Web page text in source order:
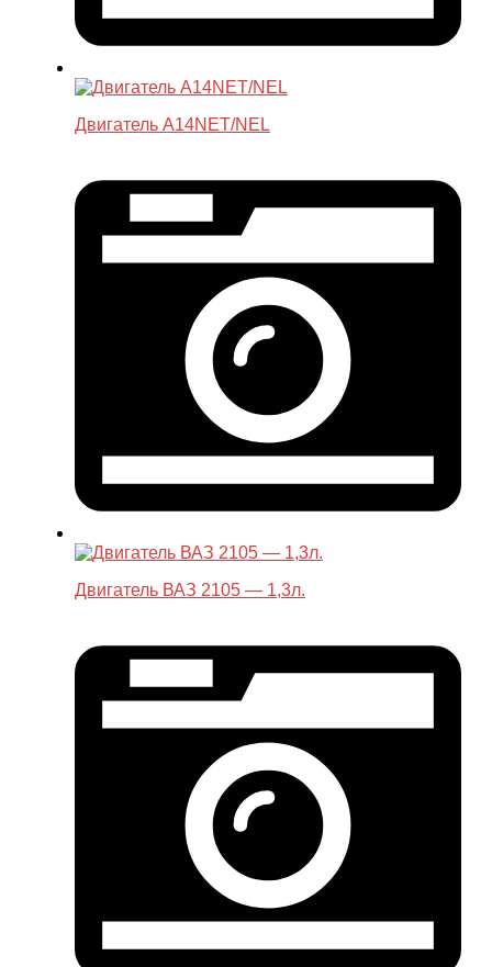
Двигатель A14NET/NEL
Двигатель ВАЗ 2105 — 1,3л.